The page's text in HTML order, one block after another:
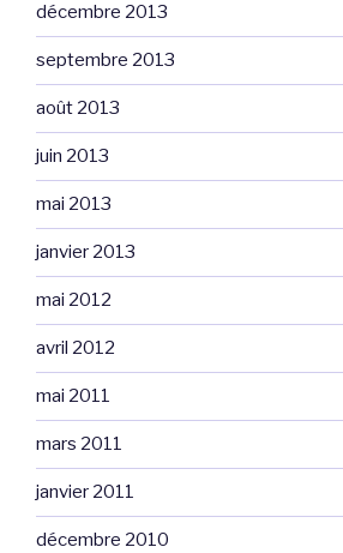
décembre 2013
septembre 2013
août 2013
juin 2013
mai 2013
janvier 2013
mai 2012
avril 2012
mai 2011
mars 2011
janvier 2011
décembre 2010